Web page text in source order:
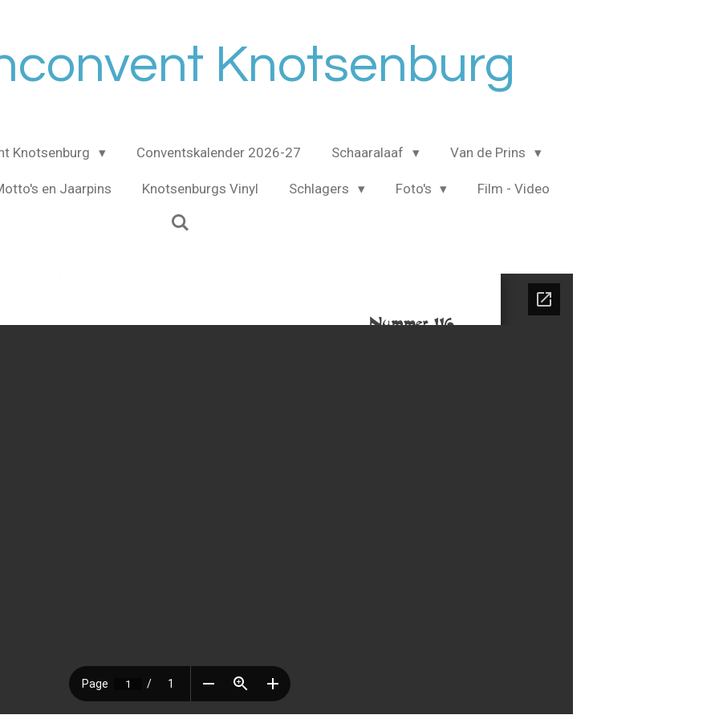
Knotsenburg
Knotsenburg Conventskalender 2026-27 Schaaralaaf Van de Prins
en Jaarpins Knotsenburgs Vinyl Schlagers Foto's Film - Video